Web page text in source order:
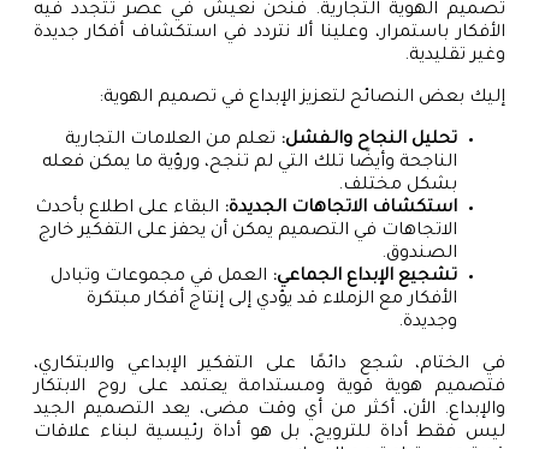
تصميم الهوية التجارية. فنحن نعيش في عصر تتجدد فيه
الأفكار باستمرار، وعلينا ألا نتردد في استكشاف أفكار جديدة
وغير تقليدية.
إليك بعض النصائح لتعزيز الإبداع في تصميم الهوية:
تحليل النجاح والـفشل: تعلم من العلامات التجارية
الناجحة وأيضًا تلك التي لم تنجح، ورؤية ما يمكن فعله
بشكل مختلف.
استكشاف الاتجاهات الجديدة: البقاء على اطلاع بأحدث
الاتجاهات في التصميم يمكن أن يحفز على التفكير خارج
الصندوق.
تشجيع الإبداع الجماعي: العمل في مجموعات وتبادل
الأفكار مع الزملاء قد يؤدي إلى إنتاج أفكار مبتكرة
وجديدة.
في الختام، شجع دائمًا على التفكير الإبداعي والابتكاري،
فتصميم هوية قوية ومستدامة يعتمد على روح الابتكار
والإبداع. الأن، أكثر من أي وقت مضى، يعد التصميم الجيد
ليس فقط أداة للترويج، بل هو أداة رئيسية لبناء علاقات